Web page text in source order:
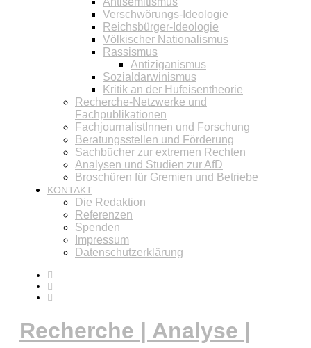
Verschwörungs-Ideologie
Reichsbürger-Ideologie
Völkischer Nationalismus
Rassismus
Antiziganismus
Sozialdarwinismus
Kritik an der Hufeisentheorie
Recherche-Netzwerke und
Fachpublikationen
FachjournalistInnen und Forschung
Beratungsstellen und Förderung
Sachbücher zur extremen Rechten
Analysen und Studien zur AfD
Broschüren für Gremien und Betriebe
KONTAKT
Die Redaktion
Referenzen
Spenden
Impressum
Datenschutzerklärung
Recherche | Analyse |